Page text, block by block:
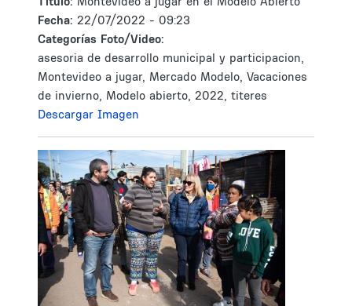
Fecha: 22/07/2022 - 09:23
Categorías Foto/Video:
asesoria de desarrollo municipal y participacion,
Montevideo a jugar, Mercado Modelo, Vacaciones
de invierno, Modelo abierto, 2022, titeres
Descargar Imagen